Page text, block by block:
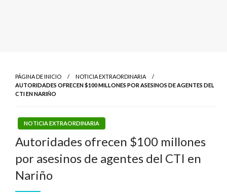
PÁGINA DE INICIO
NOTICIA EXTRAORDINARIA
AUTORIDADES OFRECEN $100 MILLONES POR ASESINOS DE AGENTES DEL
CTI EN NARIÑO
NOTICIA EXTRAORDINARIA
Autoridades ofrecen $100 millones
por asesinos de agentes del CTI en
Nariño